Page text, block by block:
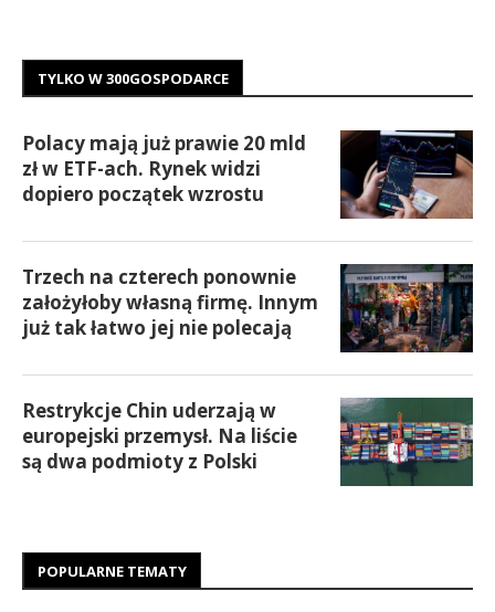
TYLKO W 300GOSPODARCE
Polacy mają już prawie 20 mld
zł w ETF-ach. Rynek widzi
dopiero początek wzrostu
Trzech na czterech ponownie
założyłoby własną firmę. Innym
już tak łatwo jej nie polecają
Restrykcje Chin uderzają w
europejski przemysł. Na liście
są dwa podmioty z Polski
POPULARNE TEMATY